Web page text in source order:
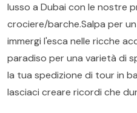
lusso a Dubai con le nostre
crociere/barche.Salpa per
immergi l'esca nelle ricche
paradiso per una varietà di
la tua spedizione di tour in
lasciaci creare ricordi che